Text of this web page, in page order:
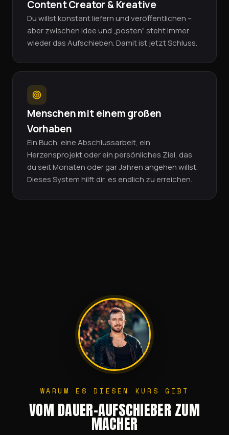
Content Creator & Kreative
Du willst konstant liefern und veröffentlichen –
aber zwischen Idee und „posten" steht immer
wieder das Aufschieben. Damit ist jetzt Schluss.
Menschen mit einem großen
Vorhaben
Ein Buch, eine Abschlussarbeit, ein
Herzensprojekt oder ein persönliches Ziel, das
du seit Monaten oder gar Jahren angehen willst.
Dieses System hilft dir, es endlich zu erreichen.
WARUM ES DIESEN KURS GIBT
VOM DAUER-AUFSCHIEBER ZUM
MACHER